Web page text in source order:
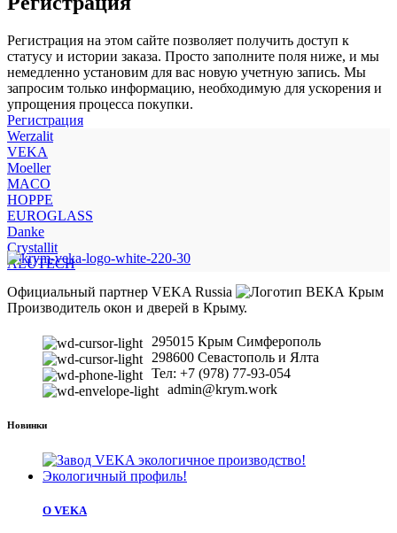
Регистрация на этом сайте позволяет получить доступ к
статусу и истории заказа. Просто заполните поля ниже, и мы
немедленно установим для вас новую учетную запись. Мы
запросим только информацию, необходимую для ускорения и
упрощения процесса покупки.
Регистрация
Werzalit
VEKA
Moeller
MACO
HOPPE
EUROGLASS
Danke
Crystallit
ALUTECH
Официальный партнер VEKA Russia
Производитель окон и дверей в Крыму.
295015 Крым Симферополь
298600 Севастополь и Ялта
Тел: +7 (978) 77-93-054
admin@krym.work
Новинки
О VEKA